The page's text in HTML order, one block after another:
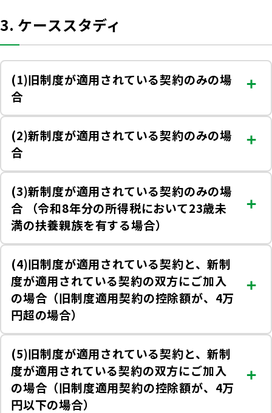
3. ケーススタディ
(1)旧制度が適用されている契約のみの場
合
(2)新制度が適用されている契約のみの場
合
(3)新制度が適用されている契約のみの場
合 （令和8年分の所得税において23歳未
満の扶養親族を有する場合）
(4)旧制度が適用されている契約と、新制
度が適用されている契約の双方にご加入
の場合（旧制度適用契約の控除額が、4万
円超の場合）
(5)旧制度が適用されている契約と、新制
度が適用されている契約の双方にご加入
の場合（旧制度適用契約の控除額が、4万
円以下の場合）